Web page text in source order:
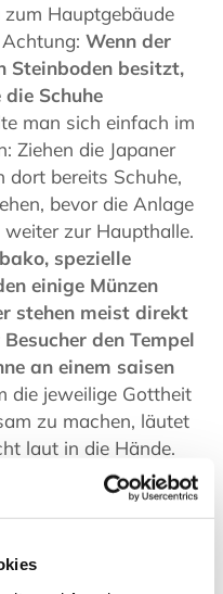
Hauptgebäude
Wenn der
Steinboden besitzt,
Schuhe
man sich einfach im
Ziehen die Japaner
dort bereits Schuhe,
bevor die Anlage
zur Haupthalle.
spezielle
einige Münzen
stehen meist direkt
den Tempel
an einem saisen
die jeweilige Gottheit
zu machen, läutet
laut in die Hände.
japanischen Religion
eine alte Sitte,
der Menschen